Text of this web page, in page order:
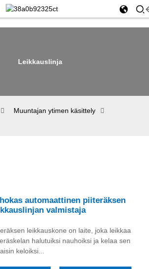
Leikkauslinja
Muuntajan ytimen käsittely
automaattinen piiteräksen
valmistaja
leikkauskone on laite, joka leikkaa
halutuiksi nauhoiksi ja kelaa sen
keloiksi...